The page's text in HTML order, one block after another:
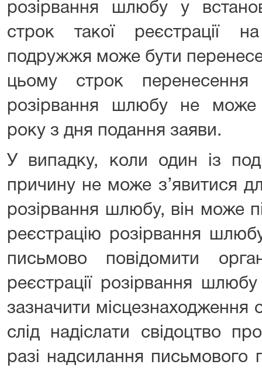
розірвання шлюбу у
строк такої реєстрації
подружжя може бути
цьому строк перенесення
розірвання шлюбу не може
року з дня подання заяви.
У випадку, коли один із
причину не може з’явитися
розірвання шлюбу, він може
реєстрацію розірвання
письмово повідомити
реєстрації розірвання
зазначити
слід надіслати свідоцтво
разі надсилання письмового